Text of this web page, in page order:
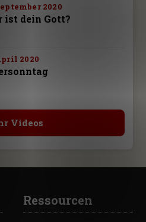
2020
ist dein Gott?
2020
Videos
Ressourcen